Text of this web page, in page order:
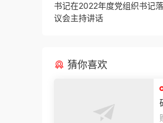
书记在2022年度党组织书记
议会主持讲话
猜你喜欢